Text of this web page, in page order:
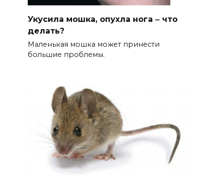
Укусила мошка, опухла нога ‒ что
делать?
Маленькая мошка может принести
большие проблемы.